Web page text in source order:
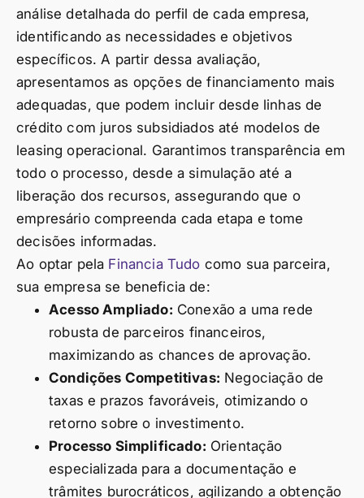
análise detalhada do perfil de cada empresa,
identificando as necessidades e objetivos
específicos. A partir dessa avaliação,
apresentamos as opções de financiamento mais
adequadas, que podem incluir desde linhas de
crédito com juros subsidiados até modelos de
leasing operacional. Garantimos transparência em
todo o processo, desde a simulação até a
liberação dos recursos, assegurando que o
empresário compreenda cada etapa e tome
decisões informadas.
Ao optar pela Financia Tudo como sua parceira,
sua empresa se beneficia de:
Acesso Ampliado: Conexão a uma rede
robusta de parceiros financeiros,
maximizando as chances de aprovação.
Condições Competitivas: Negociação de
taxas e prazos favoráveis, otimizando o
retorno sobre o investimento.
Processo Simplificado: Orientação
especializada para a documentação e
trâmites burocráticos, agilizando a obtenção